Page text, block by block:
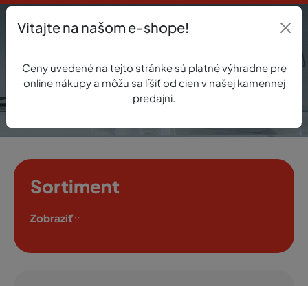
0
Sortiment
Zobraziť
Vitajte na našom e-shope!
Ceny uvedené na tejto stránke sú platné výhradne pre
online nákupy a môžu sa líšiť od cien v našej kamennej
predajni.